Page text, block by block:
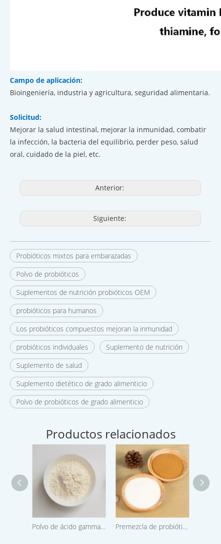
Campo de aplicación:
Bioingeniería, industria y agricultura, seguridad alimentaria.
Solicitud:
Mejorar la salud intestinal, mejorar la inmunidad, combatir
la infección, la bacteria del equilibrio, perder peso, salud
oral, cuidado de la piel, etc.
Anterior:
Siguiente:
Probióticos mixtos para embarazadas
Polvo de probióticos
Suplementos de nutrición probióticos OEM
probióticos para humanos
Los probióticos compuestos mejoran la inmunidad
probióticos individuales
Suplemento de nutrición
Suplemento de salud
Suplemento dietético de grado alimenticio
Polvo de probióticos de grado alimenticio
Productos relacionados
Polvo de ácido gamma-aminobutírico GABA Premezcla de probióticos en polvo para anti helicobacter pylori humano usando